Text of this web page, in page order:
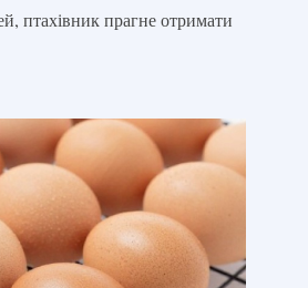
птахівник прагне отримати